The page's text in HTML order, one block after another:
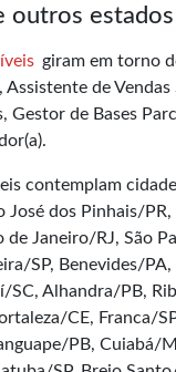
outros estados
giram em torno
de
Gestor de Bases
contemplam
José dos Pinhais/PR,
de Janeiro/RJ, São
SP, Benevides/
SC, Alhandra/PB,
CE, Franca/
PB, Cuiabá/